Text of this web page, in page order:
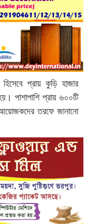
প্রায় কুড়ি হাজার
পাশাপাশি প্রায় ৬০০টি
তরফে জানানো